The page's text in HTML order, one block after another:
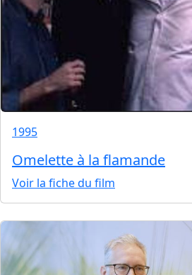
1995
Omelette à la flamande
Voir la fiche du film